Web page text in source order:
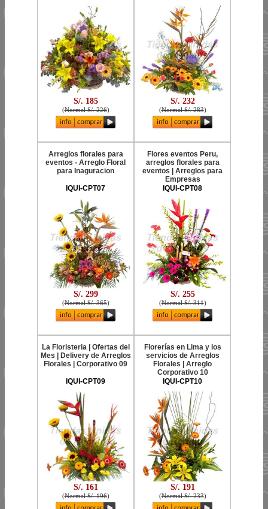
S/. 185
(Normal S/. 226)
S/. 232
(Normal S/. 283)
Arreglos florales para
eventos - Arreglo Floral
para Inaguracion
IQUI-CPT07
S/. 299
(Normal S/. 365)
Flores eventos Peru,
arreglos florales para
eventos | Arreglos para
Empresas
IQUI-CPT08
S/. 255
(Normal S/. 311)
La Floristeria | Ofertas del
Mes | Delivery de Arreglos
Florales | Corporativo 09
IQUI-CPT09
S/. 161
(Normal S/. 196)
Florerías en Lima y los
servicios de Arreglos
Florales | Arreglo
Corporativo 10
IQUI-CPT10
S/. 191
(Normal S/. 233)